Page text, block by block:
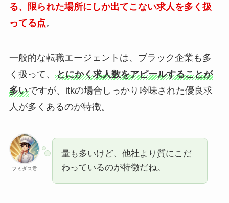
る、限られた場所にしか出てこない求人を多く扱
ってる点。
一般的な転職エージェントは、ブラック企業も多
く扱って、 とにかく求人数をアピールすることが
多いですが、itkの場合しっかり吟味された優良求
人が多くあるのが特徴。
フミダス君
量も多いけど、他社より質にこだ
わっているのが特徴だね。